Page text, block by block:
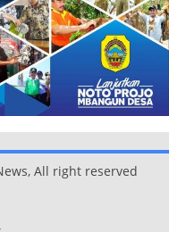
All right reserved